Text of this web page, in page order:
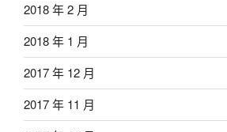
2018 年 2 月
2018 年 1 月
2017 年 12 月
2017 年 11 月